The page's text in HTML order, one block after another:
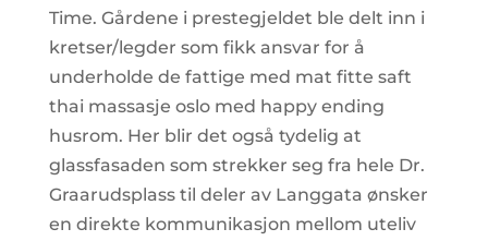
Time. Gårdene i prestegjeldet ble delt inn i
kretser/legder som fikk ansvar for å
underholde de fattige med mat fitte saft
thai massasje oslo med happy ending
husrom. Her blir det også tydelig at
glassfasaden som strekker seg fra hele Dr.
Graarudsplass til deler av Langgata ønsker
en direkte kommunikasjon mellom uteliv